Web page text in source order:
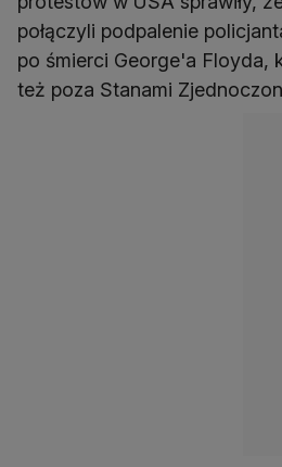
połączyli podpalenie
po śmierci George'a Floyda,
też poza Stanami